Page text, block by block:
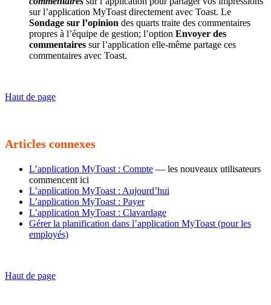
sur l’application MyToast directement avec Toast. Le
Sondage sur l’opinion des quarts traite des commentaires
propres à l’équipe de gestion; l’option Envoyer des
commentaires sur l’application elle-même partage ces
commentaires avec Toast.
Haut de page
Articles connexes
L’application MyToast : Compte — les nouveaux utilisateurs
commencent ici
L’application MyToast : Aujourd’hui
L’application MyToast : Payer
L’application MyToast : Clavardage
Gérer la planification dans l’application MyToast (pour les
employés)
Haut de page